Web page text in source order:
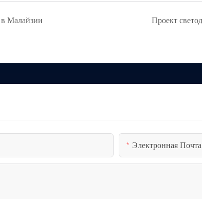
Малайзии Проект
Электронная Почта